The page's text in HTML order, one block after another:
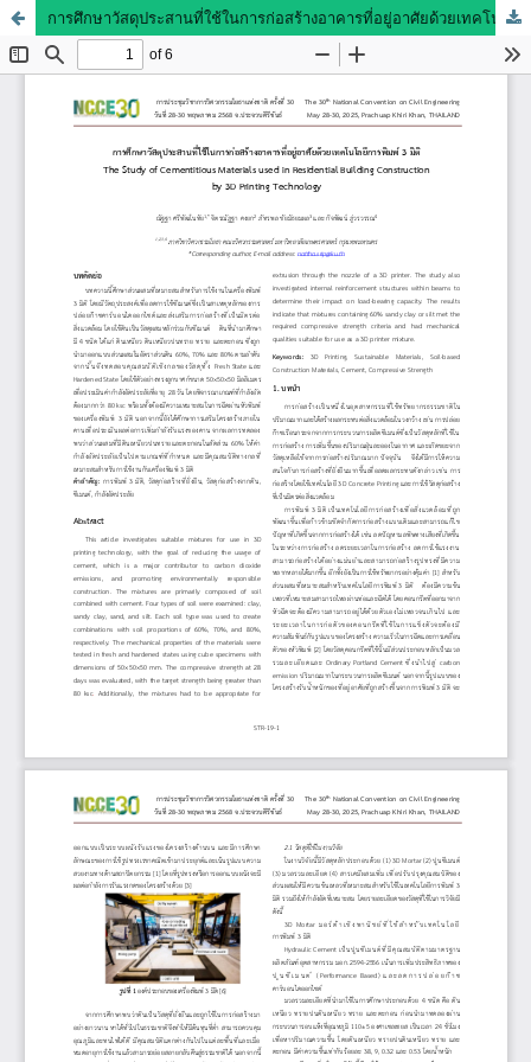
การศึกษาวัสดุประสานที่ใช้ในการก่อสร้างอาคารที่อยู่อาศัยด้วยเทคโนโลยีการพิมพ์ 3 มิติ